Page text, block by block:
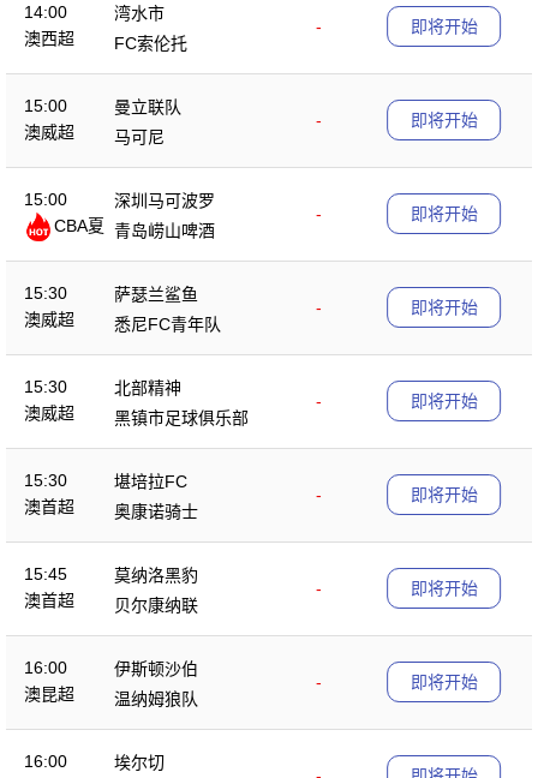
14:00
澳西超
湾水市
-
FC索伦托
即将开始
15:00
澳威超
曼立联队
-
马可尼
即将开始
15:00
CBA夏
深圳马可波罗
-
青岛崂山啤酒
即将开始
15:30
澳威超
萨瑟兰鲨鱼
-
悉尼FC青年队
即将开始
15:30
澳威超
北部精神
-
黑镇市足球俱乐部
即将开始
15:30
澳首超
堪培拉FC
-
奥康诺骑士
即将开始
15:45
澳首超
莫纳洛黑豹
-
贝尔康纳联
即将开始
16:00
澳昆超
伊斯顿沙伯
-
温纳姆狼队
即将开始
16:00
埃尔切